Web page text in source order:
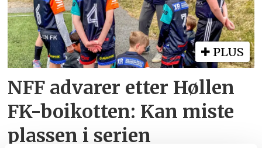
PLUS
NFF advarer etter Høllen
FK-boikotten: Kan miste
plassen i serien